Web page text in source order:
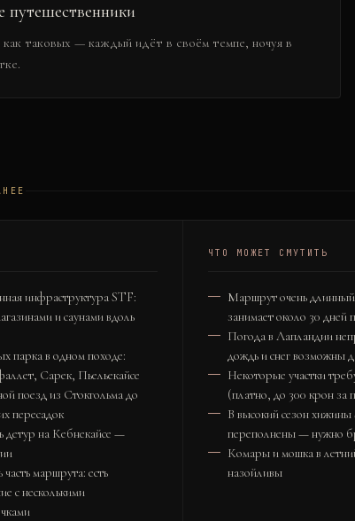
путешественники
таковых — каждый идёт в своём темпе, ночуя в
инфраструктура STF:
и саунами вдоль
парка в одном походе:
Сарек, Пьельекайсе
поезд из Стокгольма до
пересадок
детур на Кебнекайсе —
маршрута: есть
с несколькими
ЧТО МОЖЕТ СМУТИТЬ
Маршрут очень
занимает около 30 дней
Погода в Лапландии
дождь и снег возможны
Некоторые участки
(платно, до 300 крон за
В высокий сезон
переполнены — нужно
Комары и мошка в
назойливы